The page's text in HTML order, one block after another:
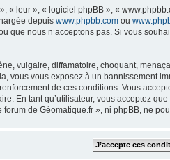
« leur », « logiciel phpBB », «
depuis www.phpbb.com ou
que nous n’acceptons pas. Si vous
vulgaire, diffamatoire, choquant,
vous vous exposez à un bannissement
de ces conditions. Vous
En tant qu’utilisateur, vous acceptez
de Géomatique.fr », ni phpBB, ne